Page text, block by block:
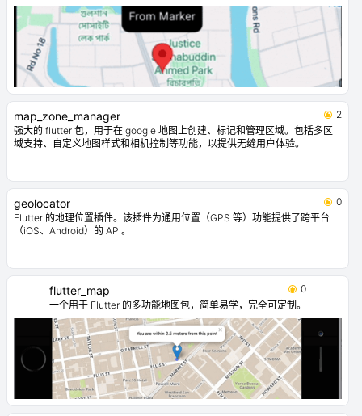
map_zone_manager
2
强大的 flutter 包，用于在 google 地图上创建、标记和管理区域。包括多区
域支持、自定义地图样式和相机控制等功能，以提供无缝用户体验。
geolocator
0
Flutter 的地理位置插件。该插件为通用位置（GPS 等）功能提供了跨平台
（iOS、Android）的 API。
flutter_map
0
一个用于 Flutter 的多功能地图包，简单易学，完全可定制。